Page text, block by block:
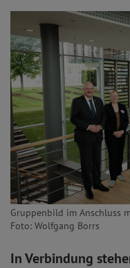
Gruppenbild im Anschluss
Foto: Wolfgang Borrs
In Verbindung